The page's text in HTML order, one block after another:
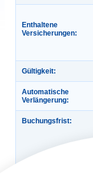
Enthaltene
Versicherungen:
Gültigkeit:
Automatische
Verlängerung:
Buchungsfrist: